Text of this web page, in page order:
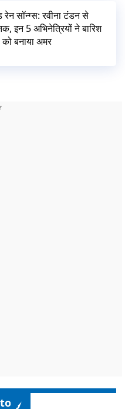
रेन सॉन्ग्स: रवीना टंडन से
इन 5 अभिनेत्रियों ने बारिश
को बनाया अमर